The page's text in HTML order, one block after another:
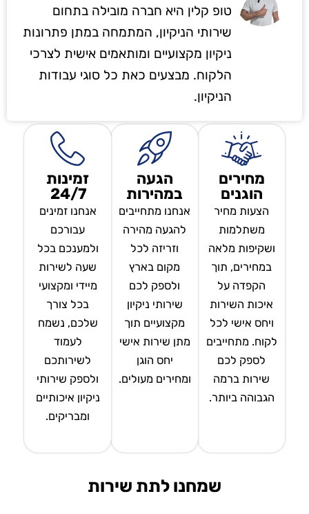
טופ קלין היא חברה מובילה בתחום
שירותי הניקיון, המתמחה במתן פתרונות
ניקיון מקצועיים ומותאמים אישית לצרכי
הלקוח. מבצעים כאת כל סוגי עבודות
הניקיון.
מחירים
הוגנים
הצעות מחיר
משתלמות
ושקיפות מלאה
במחירים, תוך
הקפדה על
איכות השירות
ויחס אישי לכל
לקוח. מתחייבים
לספק לכם
שירות ברמה
הגבוהה ביותר.
הגעה
במהירות
אנחנו מתחייבים
להגעה מהירה
וזריזה לכל
מקום בארץ
ולספק לכם
שירותי ניקיון
מקצועיים תוך
מתן שירות אישי
יחס הוגן
ומחירים מעולים.
זמינות
24/7
אנחנו זמינים
עבורכם
ולמענכם בכל
שעה לשירות
מיידי ומקצועי
בכל צורך
שלכם, נשמח
לעמוד
לשירותכם
ולספק שירותי
ניקיון איכותיים
ומבריקים.
שמחנו לתת שירות